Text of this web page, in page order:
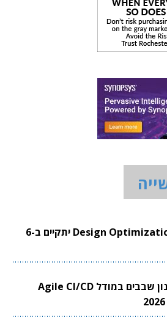
וובינר סינופסיס ל-Design Optimization יתקיים ב-6
וובינר סינופסיס לתכנון שבבים במודל Agile CI/CD